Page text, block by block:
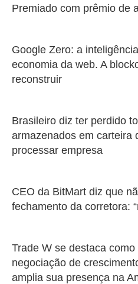
Premiado com prêmio de
Google Zero: a
economia da web. A
reconstruir
Brasileiro diz ter perdido
armazenados em carteira
processar empresa
CEO da BitMart diz que
fechamento da corretora:
Trade W se destaca
negociação de
amplia sua presença na